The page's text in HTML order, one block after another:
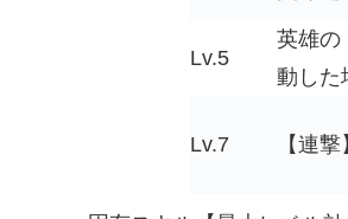
Lv.5
英雄の
動した
Lv.7 【連